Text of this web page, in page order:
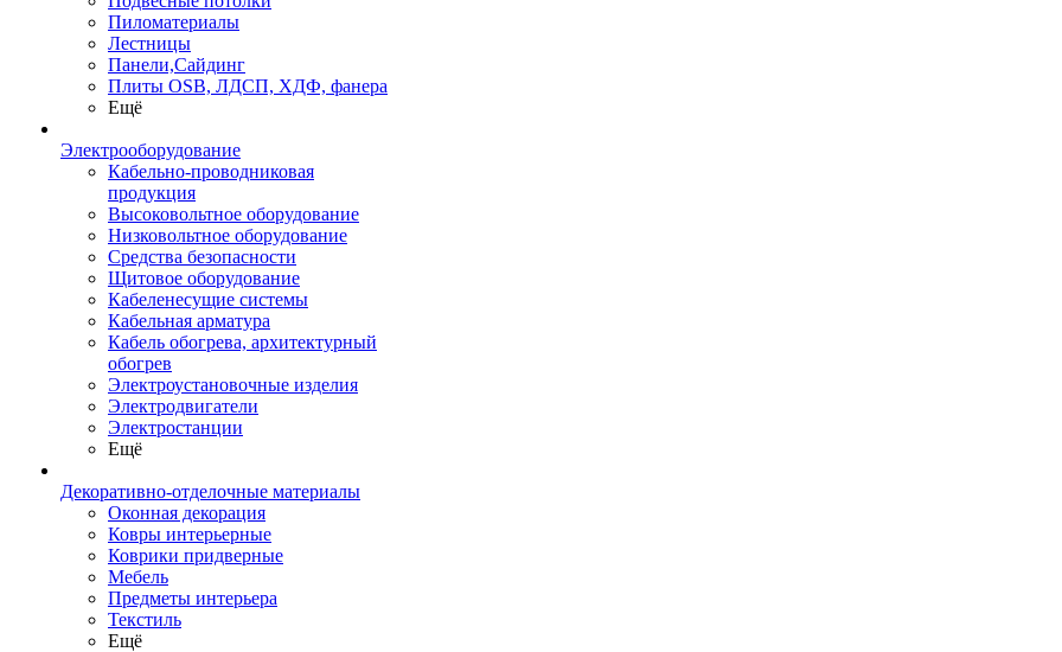
Пиломатериалы
Лестницы
Панели,Сайдинг
Плиты OSB, ЛДСП, ХДФ, фанера
Ещё
Электрооборудование
Кабельно-проводниковая
продукция
Высоковольтное оборудование
Низковольтное оборудование
Средства безопасности
Щитовое оборудование
Кабеленесущие системы
Кабельная арматура
Кабель обогрева, архитектурный
обогрев
Электроустановочные изделия
Электродвигатели
Электростанции
Ещё
Декоративно-отделочные материалы
Оконная декорация
Ковры интерьерные
Коврики придверные
Мебель
Предметы интерьера
Текстиль
Ещё